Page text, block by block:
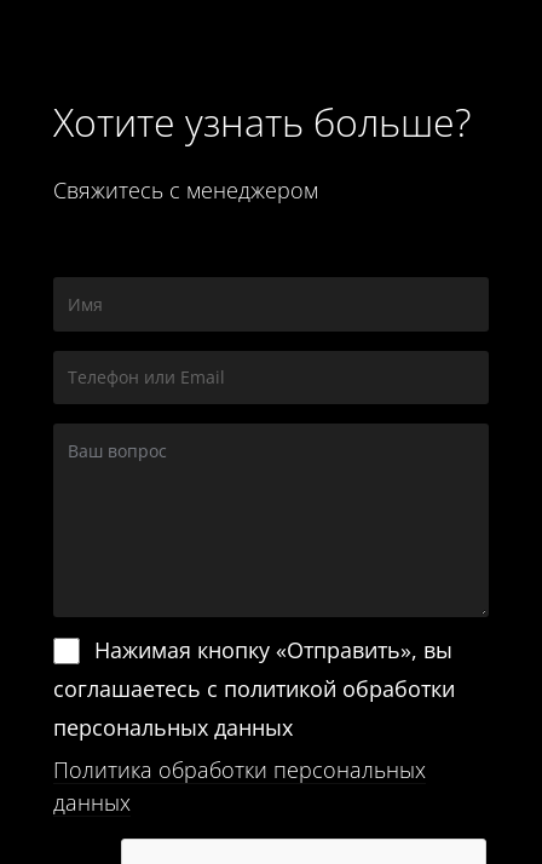
Хотите узнать больше?
Свяжитесь с менеджером
Нажимая кнопку «Отправить», вы
соглашаетесь с политикой обработки
персональных данных
Политика обработки персональных
данных